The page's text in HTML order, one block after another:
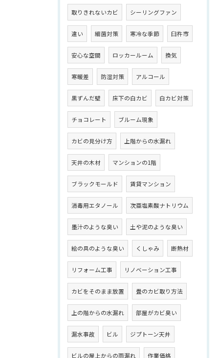
取りきれないカビ シーリングファン
違い 細菌対策 寒冷な季節 臼杵市
安心な空間 ロッカールーム 換気
寒暖差 防湿対策 アルコール
黒ずんだ壁 床下の白カビ 白カビ対策
チョコレート ブルーム現象
カビの見分け方 上階からの水漏れ
天井の木材 マンションの1階
ブラックモールド 賃貸マンション
消毒用エタノール 次亜塩素酸ナトリウム
墨汁のような臭い 土や泥のような臭い
絵の具のような臭い くしゃみ 断熱材
リフォーム工事 リノベーション工事
カビをそのまま放置 畳のカビ取り方法
上の階からの水漏れ 部屋がカビ臭い
漏水事故 ビル ジプトーン天井
ビルの屋上からの雨漏れ 作業価格